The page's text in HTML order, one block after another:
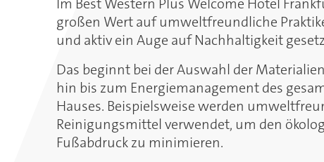
großen Wert auf umweltfreundliche
und aktiv ein Auge auf Nachhaltigkeit
Das beginnt bei der Auswahl der
hin bis zum Energiemanagement des
Hauses. Beispielsweise werden
Reinigungsmittel verwendet, um den
Fußabdruck zu minimieren.